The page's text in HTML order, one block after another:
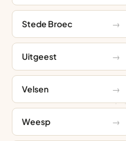
Stede Broec
Uitgeest
Velsen
Weesp